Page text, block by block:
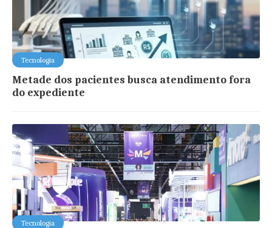
Tecnologia
Metade dos pacientes busca atendimento fora
do expediente
Tecnologia